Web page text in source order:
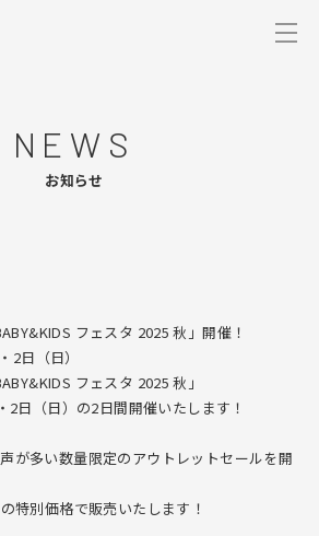
NEWS
お知らせ
フェスタ 2025 秋」開催！
2日（日）
フェスタ 2025 秋」
2日（日）の2日間開催いたします！
が多い数量限定のアウトレットセールを開
特別価格で販売いたします！